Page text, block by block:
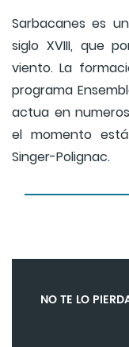
Sarbacanes es
siglo XVIII, que
viento. La
programa
actua en
el momento
Singer-Polignac.
NO TE LO